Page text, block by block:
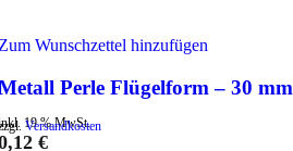
Wunschzettel hinzufügen
Perle Flügelform – 30 mm
19 % MwSt.
Versandkosten
€